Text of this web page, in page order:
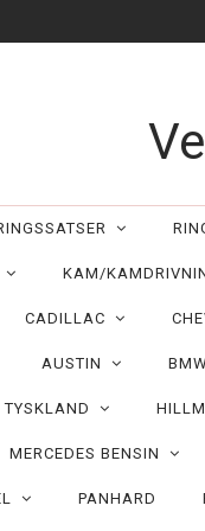
KAM/
CADILLAC
AUSTIN
TYSKLAND
MERCEDES BENSIN
PANHARD